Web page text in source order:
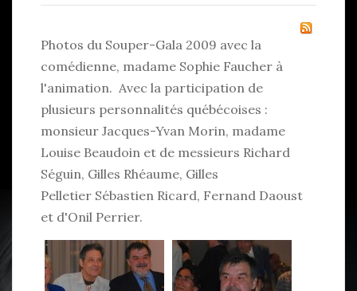
Photos du Souper-Gala 2009 avec la
comédienne, madame Sophie Faucher à
l'animation. Avec la participation de
plusieurs personnalités québécoises :
monsieur Jacques-Yvan Morin, madame
Louise Beaudoin et de messieurs Richard
Séguin, Gilles Rhéaume, Gilles
Pelletier Sébastien Ricard, Fernand Daoust
et d'Onil Perrier.